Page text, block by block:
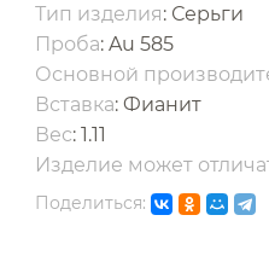
Тип изделия: Серьги
Проба: Au 585
Основной
Вставка: Фианит
Вес: 1.11
Изделие может
Поделиться:
раз в 2
вопросы?
02-51